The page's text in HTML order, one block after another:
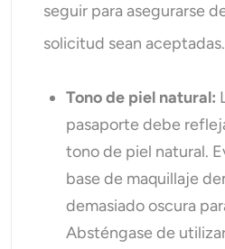
seguir para asegurarse
solicitud sean aceptadas.
Tono de piel natural:
pasaporte debe
tono de piel natural.
base de maquillaje
demasiado oscura
Absténgase de